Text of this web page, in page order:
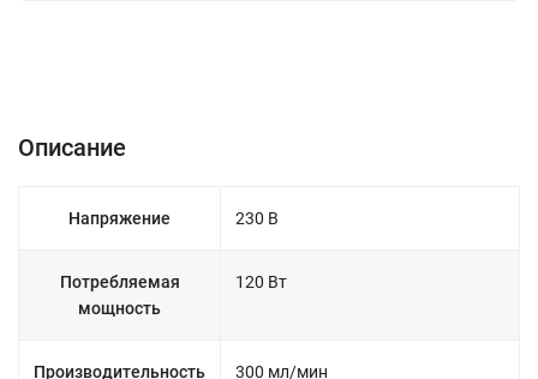
Описание
Напряжение 230 В
Потребляемая
мощность
120 Вт
Производительность 300 мл/мин